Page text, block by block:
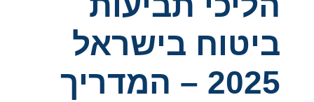
ביטוח בישראל
2025 – המדריך